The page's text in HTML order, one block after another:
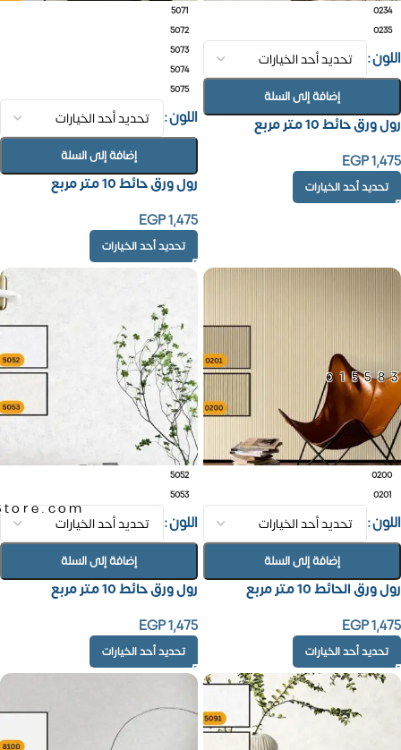
0234
0235
اللون
إضافة إلى السلة
رول ورق حائط 10 متر مربع
EGP1,475
تحديد أحد الخيارات
5071
5072
5073
5074
5075
اللون
إضافة إلى السلة
رول ورق حائط 10 متر مربع
EGP1,475
تحديد أحد الخيارات
0200
0201
اللون
إضافة إلى السلة
رول ورق الحائط 10 متر مربع
EGP1,475
تحديد أحد الخيارات
5052
5053
اللون
إضافة إلى السلة
رول ورق حائط 10 متر مربع
EGP1,475
تحديد أحد الخيارات